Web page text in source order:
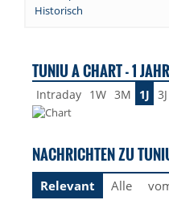
Historisch
TUNIU A CHART - 1
Intraday 1W 3M 1J 3J
NACHRICHTEN ZU
Relevant Alle